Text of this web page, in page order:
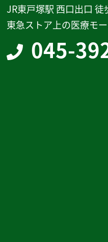
JR東戸塚駅 西口出口 徒
東急ストア上の医療モ
045-